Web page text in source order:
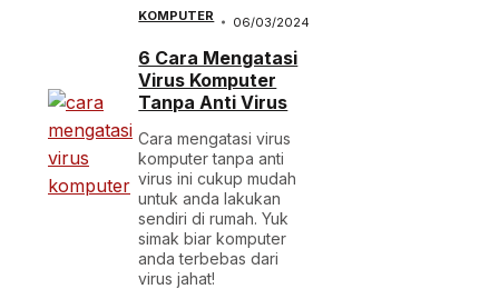
KOMPUTER 06/03/2024
6 Cara Mengatasi
Virus Komputer
Tanpa Anti Virus
Cara mengatasi virus
komputer tanpa anti
virus ini cukup mudah
untuk anda lakukan
sendiri di rumah. Yuk
simak biar komputer
anda terbebas dari
virus jahat!